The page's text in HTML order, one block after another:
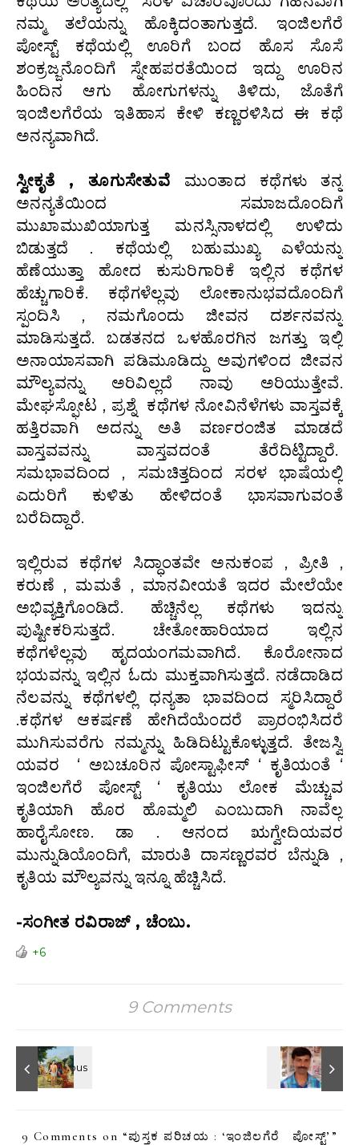
ನಮ್ಮ ತಲೆಯನ್ನು ಹೊಕ್ಕಿದಂತಾಗುತ್ತದೆ. ಇಂಜಿಲಗೆರೆ
ಪೋಸ್ಟ್ ಕಥೆಯಲ್ಲಿ ಊರಿಗೆ ಬಂದ ಹೊಸ ಸೊಸೆ
ಶಂಕ್ರಜ್ಜನೊಂದಿಗೆ ಸ್ನೇಹಪರತೆಯಿಂದ ಇದ್ದು ಊರಿನ
ಹಿಂದಿನ ಆಗು ಹೋಗುಗಳನ್ನು ತಿಳಿದು, ಜೊತೆಗೆ
ಇಂಜಿಲಗೆರೆಯ ಇತಿಹಾಸ ಕೇಳಿ ಕಣ್ಣರಳಿಸಿದ ಈ ಕಥೆ
ಅನನ್ಯವಾಗಿದೆ.
ಸ್ವೀಕೃತೆ , ತೂಗುಸೇತುವೆ ಮುಂತಾದ ಕಥೆಗಳು ತನ್ನ
ಅನನ್ಯತೆಯಿಂದ ಸಮಾಜದೊಂದಿಗೆ
ಮುಖಾಮುಖಿಯಾಗುತ್ತ ಮನಸ್ಸಿನಾಳದಲ್ಲಿ ಉಳಿದು
ಬಿಡುತ್ತದೆ . ಕಥೆಯಲ್ಲಿ ಬಹುಮುಖ್ಯ ಎಳೆಯನ್ನು
ಹೆಣೆಯುತ್ತಾ ಹೋದ ಕುಸುರಿಗಾರಿಕೆ ಇಲ್ಲಿನ ಕಥೆಗಳ
ಹೆಚ್ಚುಗಾರಿಕೆ. ಕಥೆಗಳೆಲ್ಲವು ಲೋಕಾನುಭವದೊಂದಿಗೆ
ಸ್ಪಂದಿಸಿ , ನಮಗೊಂದು ಜೀವನ ದರ್ಶನವನ್ನು
ಮಾಡಿಸುತ್ತದೆ. ಬಡತನದ ಒಳಹೊರಗಿನ ಜಗತ್ತು ಇಲ್ಲಿ
ಅನಾಯಾಸವಾಗಿ ಪಡಿಮೂಡಿದ್ದು ಅವುಗಳಿಂದ ಜೀವನ
ಮೌಲ್ಯವನ್ನು ಅರಿವಿಲ್ಲದೆ ನಾವು ಅರಿಯುತ್ತೇವೆ.
ಮೇಘಸ್ಫೋಟ , ಪ್ರಶ್ನೆ ಕಥೆಗಳ ನೋವಿನೆಳೆಗಳು ವಾಸ್ತವಕ್ಕೆ
ಹತ್ತಿರವಾಗಿ ಅದನ್ನು ಅತಿ ವರ್ಣರಂಜಿತ ಮಾಡದೆ
ವಾಸ್ತವವನ್ನು ವಾಸ್ತವದಂತೆ ತೆರೆದಿಟ್ಟಿದ್ದಾರೆ.
ಸಮಭಾವದಿಂದ , ಸಮಚಿತ್ತದಿಂದ ಸರಳ ಭಾಷೆಯಲ್ಲಿ
ಎದುರಿಗೆ ಕುಳಿತು ಹೇಳಿದಂತೆ ಭಾಸವಾಗುವಂತೆ
ಬರೆದಿದ್ದಾರೆ.
ಇಲ್ಲಿರುವ ಕಥೆಗಳ ಸಿದ್ಧಾಂತವೇ ಅನುಕಂಪ , ಪ್ರೀತಿ ,
ಕರುಣೆ , ಮಮತೆ , ಮಾನವೀಯತೆ ಇದರ ಮೇಲೆಯೇ
ಅಭಿವ್ಯಕ್ತಿಗೊಂಡಿದೆ. ಹೆಚ್ಚಿನೆಲ್ಲ ಕಥೆಗಳು ಇದನ್ನು
ಪುಷ್ಟೀಕರಿಸುತ್ತದೆ. ಚೇತೋಹಾರಿಯಾದ ಇಲ್ಲಿನ
ಕಥೆಗಳೆಲ್ಲವು ಹೃದಯಂಗಮವಾಗಿದೆ. ಕೊರೋನಾದ
ಭಯವನ್ನು ಇಲ್ಲಿನ ಓದು ಮುಕ್ತವಾಗಿಸುತ್ತದೆ. ನಡೆದಾಡಿದ
ನೆಲವನ್ನು ಕಥೆಗಳಲ್ಲಿ ಧನ್ಯತಾ ಭಾವದಿಂದ ಸ್ಮರಿಸಿದ್ದಾರೆ
.ಕಥೆಗಳ ಆಕರ್ಷಣೆ ಹೇಗಿದೆಯೆಂದರೆ ಪ್ರಾರಂಭಿಸಿದರೆ
ಮುಗಿಸುವರೆಗು ನಮ್ಮನ್ನು ಹಿಡಿದಿಟ್ಟುಕೊಳ್ಳುತ್ತದೆ. ತೇಜಸ್ವಿ
ಯವರ ‘ ಅಬಚೂರಿನ ಪೋಸ್ಟಾಫೀಸ್ ‘ ಕೃತಿಯಂತೆ ‘
ಇಂಜಿಲಗೆರೆ ಪೋಸ್ಟ್ ‘ ಕೃತಿಯು ಲೋಕ ಮೆಚ್ಚುವ
ಕೃತಿಯಾಗಿ ಹೊರ ಹೊಮ್ಮಲಿ ಎಂಬುದಾಗಿ ನಾವೆಲ್ಲ
ಹಾರೈಸೋಣ. ಡಾ . ಆನಂದ ಋಗ್ವೇದಿಯವರ
ಮುನ್ನುಡಿಯೊಂದಿಗೆ, ಮಾರುತಿ ದಾಸಣ್ಣರವರ ಬೆನ್ನುಡಿ ,
ಕೃತಿಯ ಮೌಲ್ಯವನ್ನು ಇನ್ನೂ ಹೆಚ್ಚಿಸಿದೆ.
-ಸಂಗೀತ ರವಿರಾಜ್ , ಚೆಂಬು.
+6
9 Comments
9 Comments on “ಪುಸ್ತಕ ಪರಿಚಯ : ‘ಇಂಜಿಲಗೆರೆ ಪೋಸ್ಟ್’ ”